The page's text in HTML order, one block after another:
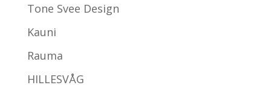
Tone Svee Design
Kauni
Rauma
HILLESVÅG